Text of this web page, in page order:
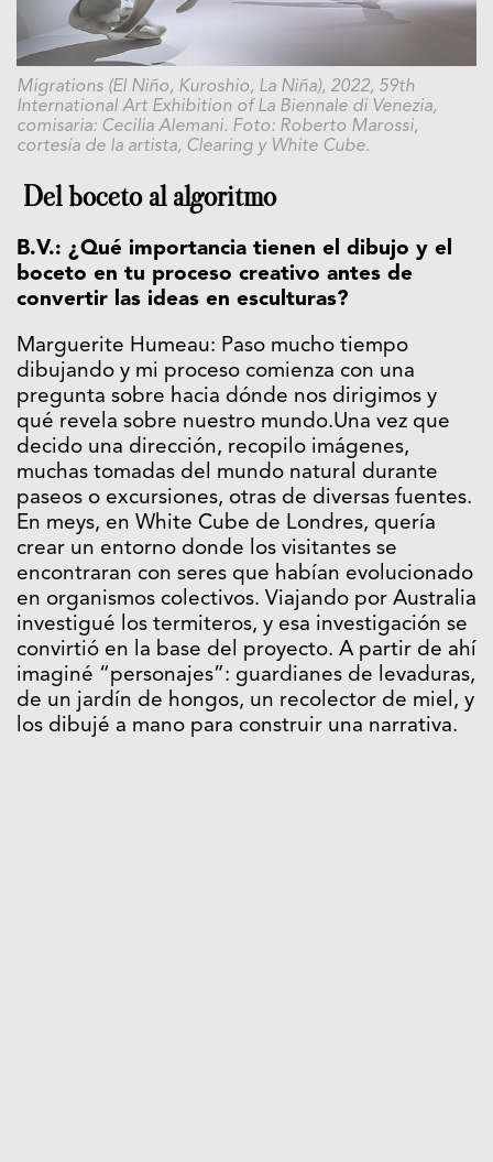
Migrations (El Niño, Kuroshio, La Niña), 2022, 59th
International Art Exhibition of La Biennale di Venezia,
comisaria: Cecilia Alemani. Foto: Roberto Marossi,
cortesía de la artista, Clearing y White Cube.
Del boceto al algoritmo
B.V.: ¿Qué importancia tienen el dibujo y el
boceto en tu proceso creativo antes de
convertir las ideas en esculturas?
Marguerite Humeau: Paso mucho tiempo
dibujando y mi proceso comienza con una
pregunta sobre hacia dónde nos dirigimos y
qué revela sobre nuestro mundo.Una vez que
decido una dirección, recopilo imágenes,
muchas tomadas del mundo natural durante
paseos o excursiones, otras de diversas fuentes.
En meys, en White Cube de Londres, quería
crear un entorno donde los visitantes se
encontraran con seres que habían evolucionado
en organismos colectivos. Viajando por Australia
investigué los termiteros, y esa investigación se
convirtió en la base del proyecto. A partir de ahí
imaginé “personajes”: guardianes de levaduras,
de un jardín de hongos, un recolector de miel, y
los dibujé a mano para construir una narrativa.